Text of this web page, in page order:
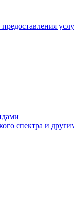
спектра и